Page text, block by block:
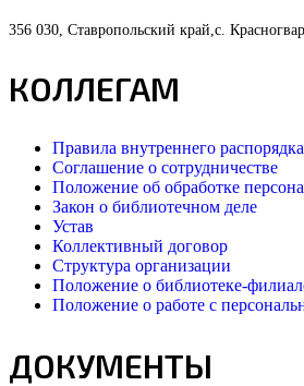
356 030, Ставропольский край,с.
КОЛЛЕГАМ
Правила внутреннего распорядка
Соглашение о сотрудничестве
Положение об обработке
Закон о библиотечном деле
Устав
Коллективный договор
Структура организации
Положение о библиотеке-
Положение о работе с
ДОКУМЕНТЫ